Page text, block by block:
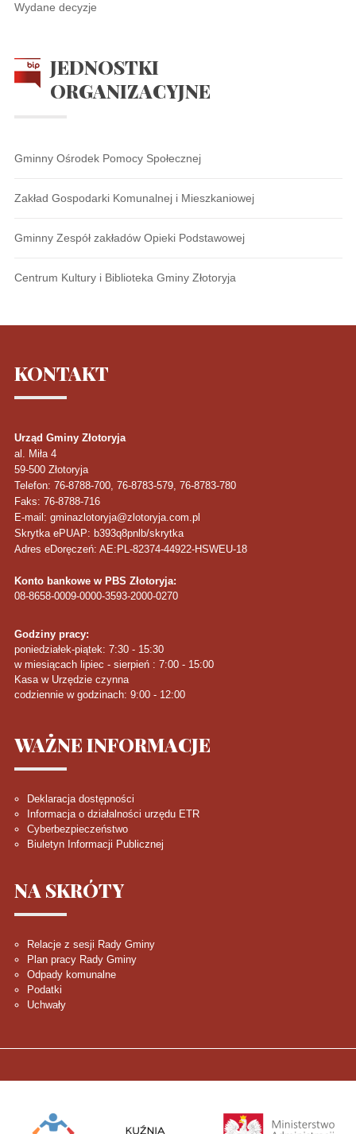
Wydane decyzje
JEDNOSTKI
ORGANIZACYJNE
Gminny Ośrodek Pomocy Społecznej
Zakład Gospodarki Komunalnej i Mieszkaniowej
Gminny Zespół zakładów Opieki Podstawowej
Centrum Kultury i Biblioteka Gminy Złotoryja
KONTAKT
Urząd Gminy Złotoryja
al. Miła 4
59-500 Złotoryja
Telefon: 76-8788-700, 76-8783-579, 76-8783-780
Faks: 76-8788-716
E-mail: gminazlotoryja@zlotoryja.com.pl
Skrytka ePUAP: b393q8pnlb/skrytka
Adres eDoręczeń: AE:PL-82374-44922-HSWEU-18
Konto bankowe w PBS Złotoryja:
08-8658-0009-0000-3593-2000-0270
Godziny pracy:
poniedziałek-piątek: 7:30 - 15:30
w miesiącach lipiec - sierpień : 7:00 - 15:00
Kasa w Urzędzie czynna
codziennie w godzinach: 9:00 - 12:00
WAŻNEINFORMACJE
Deklaracja dostępności
Informacja o działalności urzędu ETR
Cyberbezpieczeństwo
Biuletyn Informacji Publicznej
NA SKRÓTY
Relacje z sesji Rady Gminy
Plan pracy Rady Gminy
Odpady komunalne
Podatki
Uchwały